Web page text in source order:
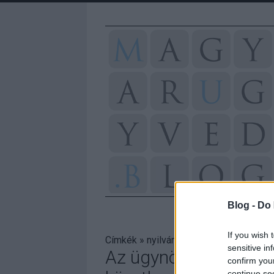
Blog -
If you wish
sensitive
confirm
Címkék » nyilvánosság
Az ügynökakták